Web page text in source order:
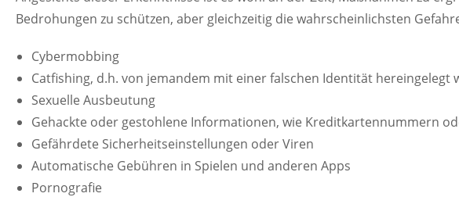
Bedrohungen zu schützen, aber gleichzeitig die wahrscheinlichsten
Cybermobbing
Catfishing, d.h. von jemandem mit einer falschen Identität hereingelegt
Sexuelle Ausbeutung
Gehackte oder gestohlene Informationen, wie Kreditkartennummern
Gefährdete Sicherheitseinstellungen oder Viren
Automatische Gebühren in Spielen und anderen Apps
Pornografie